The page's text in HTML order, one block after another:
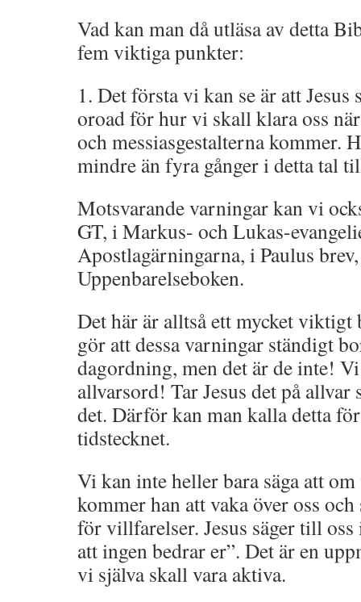
Vad kan man då utläsa av detta
fem viktiga punkter:
1. Det första vi kan se är att
oroad för hur vi skall klara oss
och messiasgestalterna kommer.
mindre än fyra gånger i detta tal
Motsvarande varningar kan vi
GT, i Markus- och Lukas-
Apostlagärningarna, i Paulus
Uppenbarelseboken.
Det här är alltså ett mycket
gör att dessa varningar ständigt
dagordning, men det är de inte!
allvarsord! Tar Jesus det på allvar
det. Därför kan man kalla detta
tidstecknet.
Vi kan inte heller bara säga att
kommer han att vaka över oss
för villfarelser. Jesus säger till
att ingen bedrar er”. Det är en
vi själva skall vara aktiva.